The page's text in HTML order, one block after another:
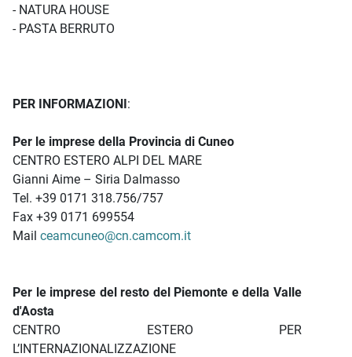
- NATURA HOUSE
- PASTA BERRUTO
PER INFORMAZIONI:
Per le imprese della Provincia di Cuneo
CENTRO ESTERO ALPI DEL MARE
Gianni Aime – Siria Dalmasso
Tel. +39 0171 318.756/757
Fax +39 0171 699554
Mail ceamcuneo@cn.camcom.it
Per le imprese del resto del Piemonte e della Valle
d'Aosta
CENTRO ESTERO PER
L’INTERNAZIONALIZZAZIONE